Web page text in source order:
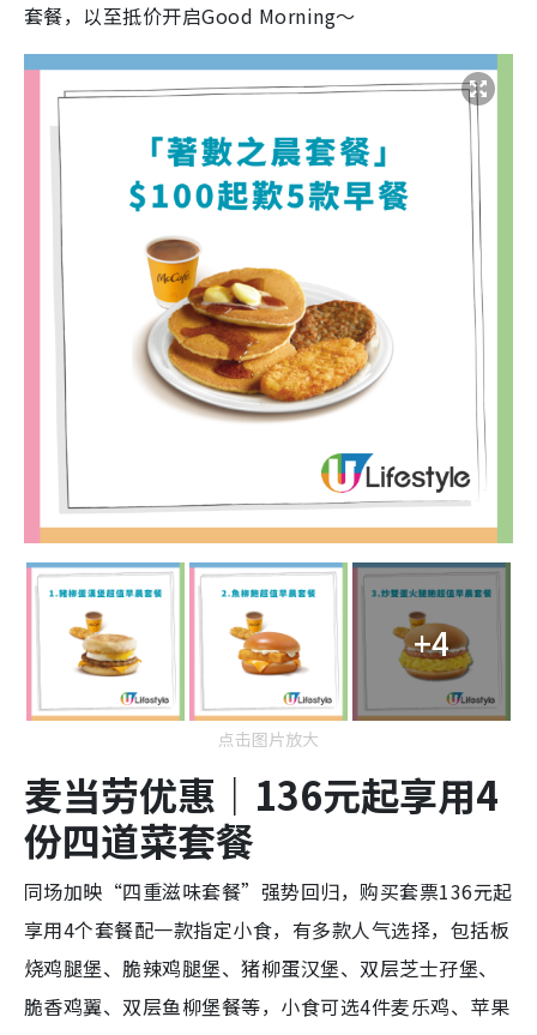
套餐，以至抵价开启Good Morning～
+4
点击图片放大
麦当劳优惠｜136元起享用4
份四道菜套餐
同场加映“四重滋味套餐”强势回归，购买套票136元起
享用4个套餐配一款指定小食，有多款人气选择，包括板
烧鸡腿堡、脆辣鸡腿堡、猪柳蛋汉堡、双层芝士孖堡、
脆香鸡翼、双层鱼柳堡餐等，小食可选4件麦乐鸡、苹果